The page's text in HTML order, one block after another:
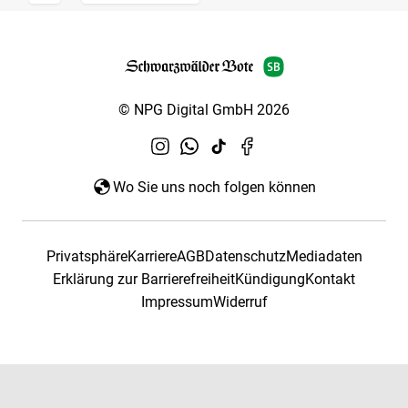
© NPG Digital GmbH 2026
Wo Sie uns noch folgen können
PrivatsphäreKarriereAGBDatenschutzMediadaten
Erklärung zur BarrierefreiheitKündigungKontakt
ImpressumWiderruf